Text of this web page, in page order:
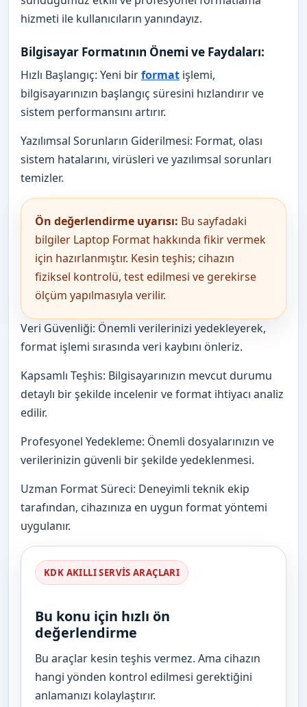
hizmeti ile kullanıcıların yanındayız.
Bilgisayar Formatının Önemi ve Faydaları:
Hızlı Başlangıç: Yeni birformat işlemi,
bilgisayarınızın başlangıç süresini hızlandırır ve
sistem performansını artırır.
Yazılımsal Sorunların Giderilmesi: Format, olası
sistem hatalarını, virüsleri ve yazılımsal sorunları
temizler.
Ön değerlendirme uyarısı: Bu sayfadaki
bilgiler Laptop Format hakkında fikir vermek
için hazırlanmıştır. Kesin teşhis; cihazın
fiziksel kontrolü, test edilmesi ve gerekirse
ölçüm yapılmasıyla verilir.
Veri Güvenliği: Önemli verilerinizi yedekleyerek,
format işlemi sırasında veri kaybını önleriz.
Kapsamlı Teşhis: Bilgisayarınızın mevcut durumu
detaylı bir şekilde incelenir ve format ihtiyacı analiz
edilir.
Profesyonel Yedekleme: Önemli dosyalarınızın ve
verilerinizin güvenli bir şekilde yedeklenmesi.
Uzman Format Süreci: Deneyimli teknik ekip
tarafından, cihazınıza en uygun format yöntemi
uygulanır.
KDK AKILLI SERVIS ARAÇLARI
Bu konu için hızlı ön
değerlendirme
Bu araçlar kesin teşhis vermez. Ama cihazın
hangi yönden kontrol edilmesi gerektiğini
anlamanızı kolaylaştırır.